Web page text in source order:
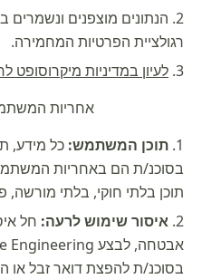
הנתונים מוצפנים
רגולציית הפרטיות המחמירה.
לעיון במדיניות מיקרוסופט
אחריות
תוכן המשתמש: כל מידע,
בסוכנ/ת הם באחריות
תוכן בלתי חוקי, בלתי מורשה,
איסור שימוש לרעה: חל
בסוכנ/ת להפצת דואר זבל או